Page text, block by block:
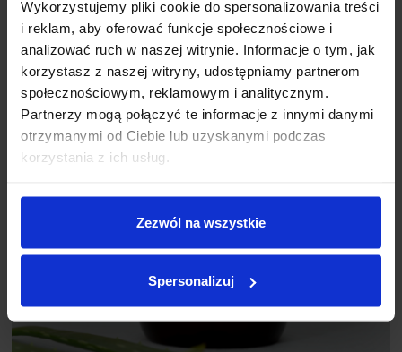
Wykorzystujemy pliki cookie do spersonalizowania treści
i reklam, aby oferować funkcje społecznościowe i
analizować ruch w naszej witrynie. Informacje o tym, jak
korzystasz z naszej witryny, udostępniamy partnerom
społecznościowym, reklamowym i analitycznym.
Partnerzy mogą połączyć te informacje z innymi danymi
otrzymanymi od Ciebie lub uzyskanymi podczas
korzystania z ich usług.
Zezwól na wszystkie
Spersonalizuj